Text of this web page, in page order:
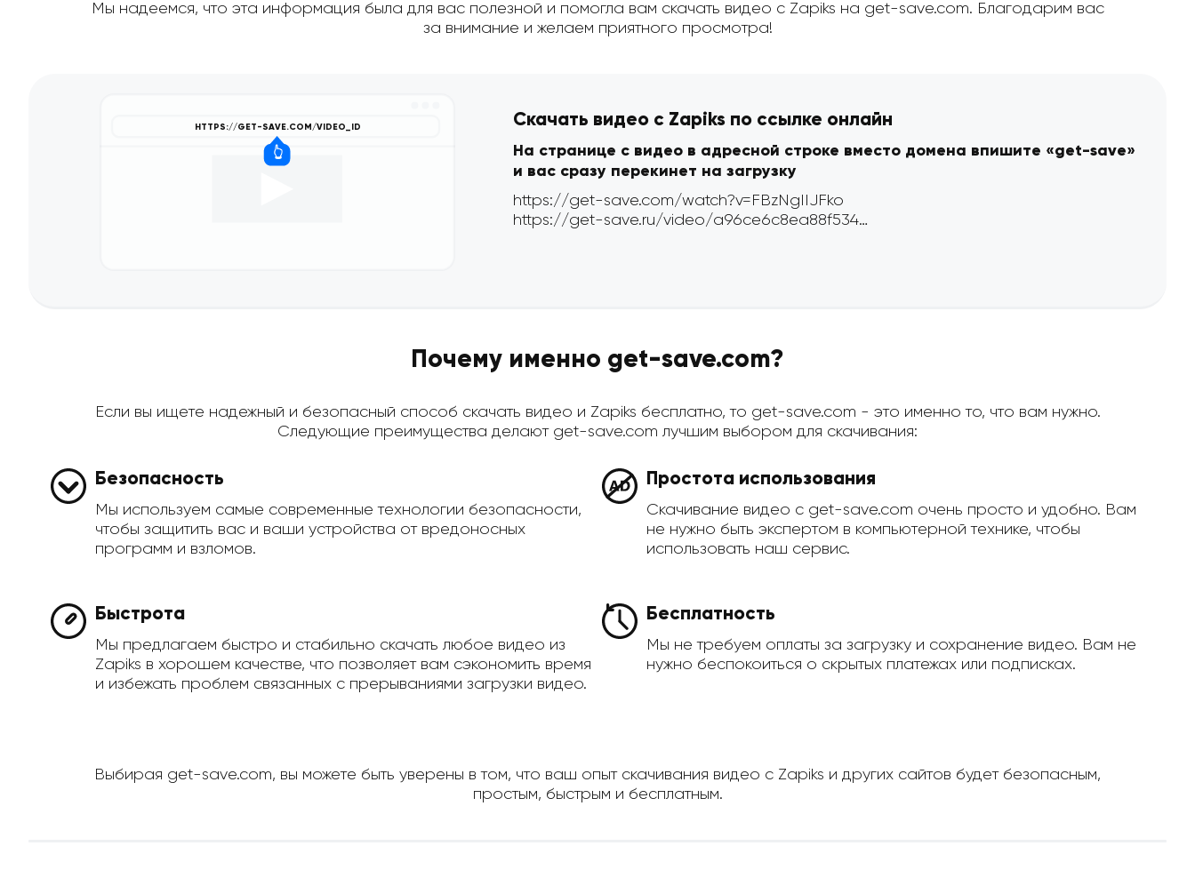
Мы надеемся, что эта информация была для вас полезной и помогла вам скачать видео с Zapiks на get-save.com. Благодарим вас
за внимание и желаем приятного просмотра!
Скачать видео с Zapiks по ссылке онлайн
На странице с видео в адресной строке вместо домена впишите «get-save»
и вас сразу перекинет на загрузку
Почему именно get-save.com?
Если вы ищете надежный и безопасный способ скачать видео и Zapiks бесплатно, то get-save.com - это именно то, что вам нужно.
Следующие преимущества делают get-save.com лучшим выбором для скачивания:
Безопасность
Мы используем самые современные технологии безопасности,
чтобы защитить вас и ваши устройства от вредоносных
программ и взломов.
Простота использования
Скачивание видео с get-save.com очень просто и удобно. Вам
не нужно быть экспертом в компьютерной технике, чтобы
использовать наш сервис.
Быстрота
Мы предлагаем быстро и стабильно скачать любое видео из
Zapiks в хорошем качестве, что позволяет вам сэкономить время
и избежать проблем связанных с прерываниями загрузки видео.
Бесплатность
Мы не требуем оплаты за загрузку и сохранение видео. Вам не
нужно беспокоиться о скрытых платежах или подписках.
Выбирая get-save.com, вы можете быть уверены в том, что ваш опыт скачивания видео с Zapiks и других сайтов будет безопасным,
простым, быстрым и бесплатным.